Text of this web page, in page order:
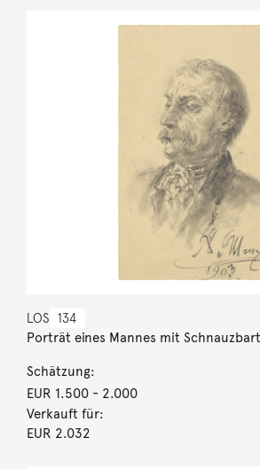
LOS 134
Porträt eines Mannes mit
Schätzung:
EUR 1.500- 2.000
Verkauft für:
EUR 2.032